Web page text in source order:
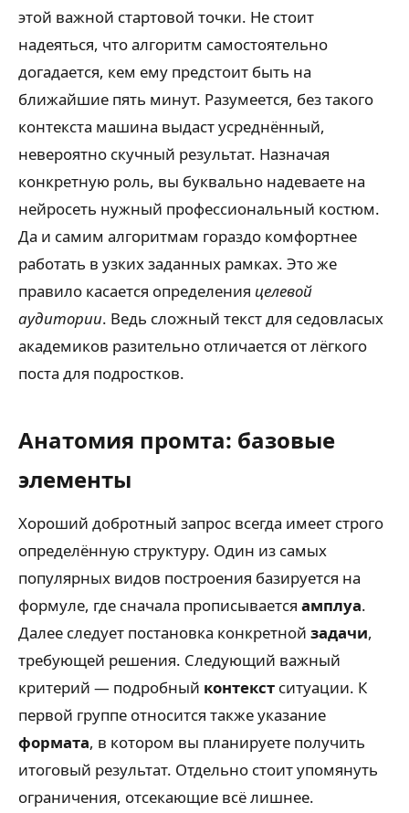
этой важной стартовой точки. Не стоит
надеяться, что алгоритм самостоятельно
догадается, кем ему предстоит быть на
ближайшие пять минут. Разумеется, без такого
контекста машина выдаст усреднённый,
невероятно скучный результат. Назначая
конкретную роль, вы буквально надеваете на
нейросеть нужный профессиональный костюм.
Да и самим алгоритмам гораздо комфортнее
работать в узких заданных рамках. Это же
правило касается определения целевой
аудитории. Ведь сложный текст для седовласых
академиков разительно отличается от лёгкого
поста для подростков.
Анатомия промта: базовые
элементы
Хороший добротный запрос всегда имеет строго
определённую структуру. Один из самых
популярных видов построения базируется на
формуле, где сначала прописывается амплуа.
Далее следует постановка конкретной задачи,
требующей решения. Следующий важный
критерий — подробный контекст ситуации. К
первой группе относится также указание
формата, в котором вы планируете получить
итоговый результат. Отдельно стоит упомянуть
ограничения, отсекающие всё лишнее.